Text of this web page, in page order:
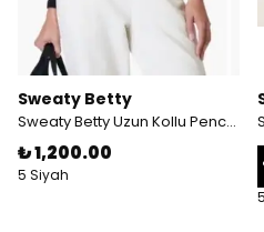
Sweaty Betty
Sweaty Betty Uzun Kollu Pencere Detaylı Body
₺ 1,200.00
5 Siyah